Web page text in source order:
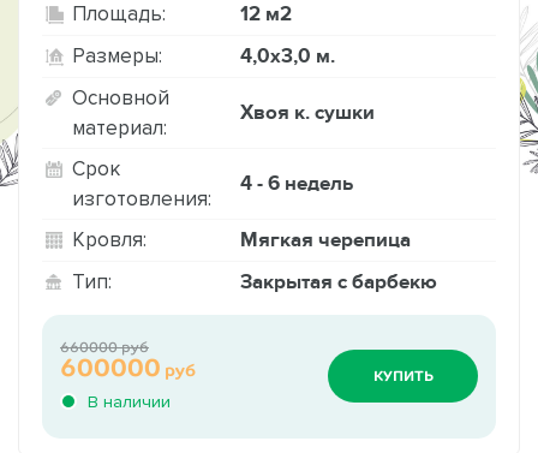
Площадь: 12 м2
Размеры: 4,0х3,0 м.
Основной
материал:
Хвоя к. сушки
Срок
изготовления:
4 - 6 недель
Кровля: Мягкая черепица
Тип: Закрытая с барбекю
В наличии
600000 руб
660000 руб
КУПИТЬ